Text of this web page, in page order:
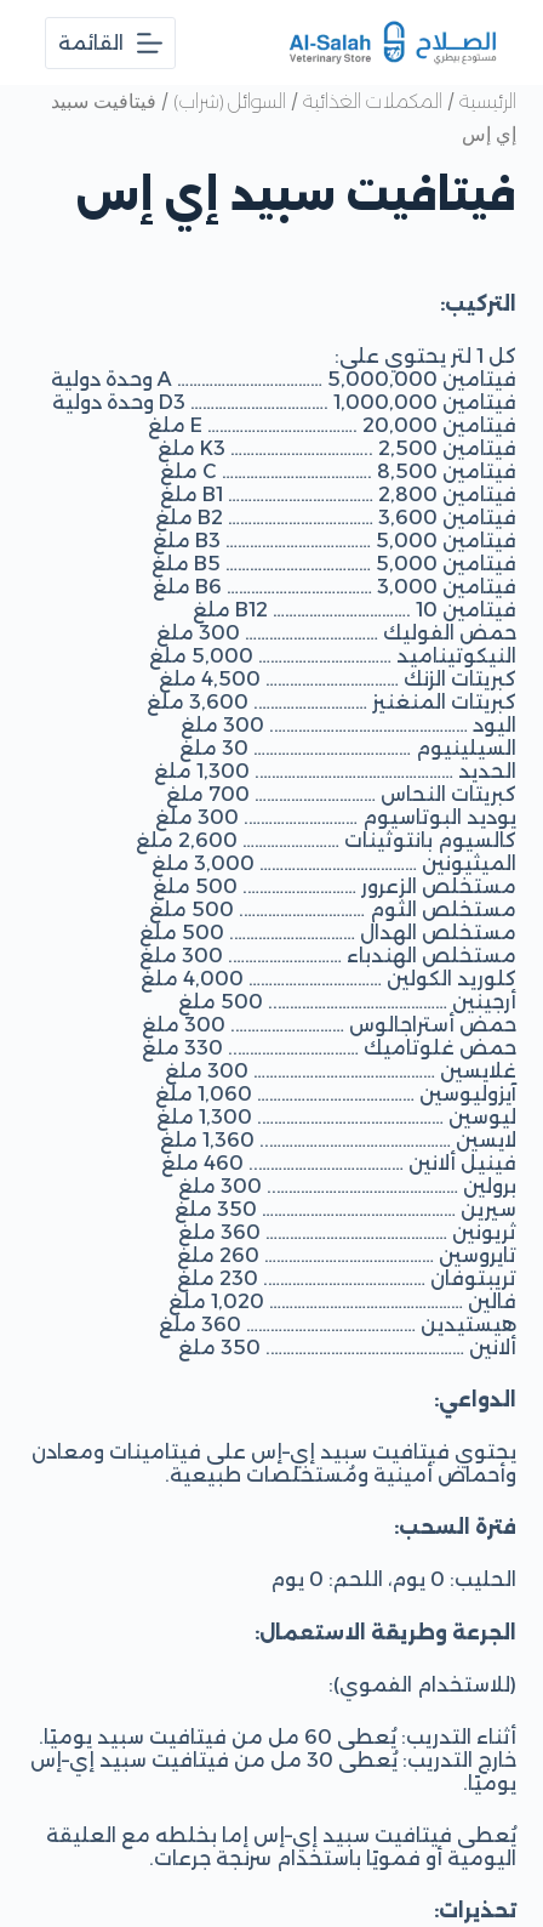
القائمة
الرئيسية / المكملات الغذائية / السوائل (شراب) / فيتافيت سبيد
إي إس
فيتافيت سبيد إي إس
التركيب:
كل 1 لتر يحتوي على:
فيتامين A ……………………………… 5,000,000 وحدة دولية
فيتامين D3 ……………………………. 1,000,000 وحدة دولية
فيتامين E ………………………………. 20,000 ملغ
فيتامين K3 …………………………….. 2,500 ملغ
فيتامين C ………………………………. 8,500 ملغ
فيتامين B1 ……………………………… 2,800 ملغ
فيتامين B2 ……………………………… 3,600 ملغ
فيتامين B3 ……………………………… 5,000 ملغ
فيتامين B5 ……………………………… 5,000 ملغ
فيتامين B6 ……………………………… 3,000 ملغ
فيتامين B12 ……………………………. 10 ملغ
حمض الفوليك …………………………… 300 ملغ
النيكوتيناميد …………………………… 5,000 ملغ
كبريتات الزنك …………………………… 4,500 ملغ
كبريتات المنغنيز ………………………. 3,600 ملغ
اليود …………………………………………. 300 ملغ
السيلينيوم ………………………………… 30 ملغ
الحديد …………………………………………. 1,300 ملغ
كبريتات النحاس ………………………… 700 ملغ
يوديد البوتاسيوم ………………………. 300 ملغ
كالسيوم بانتوثينات …………………… 2,600 ملغ
الميثيونين ………………………………… 3,000 ملغ
مستخلص الزعرور ………………………. 500 ملغ
مستخلص الثوم …………………………. 500 ملغ
مستخلص الهدال …………………………. 500 ملغ
مستخلص الهندباء ………………………. 300 ملغ
كلوريد الكولين …………………………… 4,000 ملغ
أرجينين …………………………………….. 500 ملغ
حمض أستراجالوس ………………………. 300 ملغ
حمض غلوتاميك ………………………….. 330 ملغ
غلايسين ……………………………………… 300 ملغ
آيزوليوسين ………………………………… 1,060 ملغ
ليوسين ………………………………………. 1,300 ملغ
لايسين ……………………………………….. 1,360 ملغ
فينيل ألانين ……………………………….. 460 ملغ
برولين ……………………………………….. 300 ملغ
سيرين ………………………………………… 350 ملغ
ثريونين ……………………………………… 360 ملغ
تايروسين …………………………………… 260 ملغ
تريبتوفان …………………………………. 230 ملغ
فالين ………………………………………… 1,020 ملغ
هيستيدين …………………………………… 360 ملغ
ألانين …………………………………………. 350 ملغ
الدواعي:
يحتوي فيتافيت سبيد إي–إس على فيتامينات ومعادن
وأحماض أمينية ومُستخلصات طبيعية.
فترة السحب:
الحليب: 0 يوم، اللحم: 0 يوم
الجرعة وطريقة الاستعمال:
(للاستخدام الفموي):
أثناء التدريب: يُعطى 60 مل من فيتافيت سبيد يوميًا.
خارج التدريب: يُعطى 30 مل من فيتافيت سبيد إي–إس
يوميًا.
يُعطى فيتافيت سبيد إي–إس إما بخلطه مع العليقة
اليومية أو فمويًا باستخدام سرنجة جرعات.
تحذيرات: